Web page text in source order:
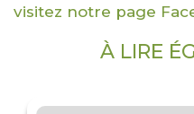
visitez notre page
À LIRE